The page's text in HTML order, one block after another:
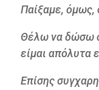
Παίξαμε, όμως,
Θέλω να δώσω
είμαι απόλυτα
Επίσης